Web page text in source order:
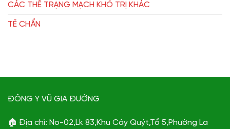
CÁC THỂ TRẠNG MẠCH KHÓ TRỊ KHÁC
TỀ CHẨN
ĐÔNG Y VŨ GIA ĐƯỜNG
🏠 Địa chỉ: No-02,Lk 83,Khu Cây Quýt,Tổ 5,Phường La